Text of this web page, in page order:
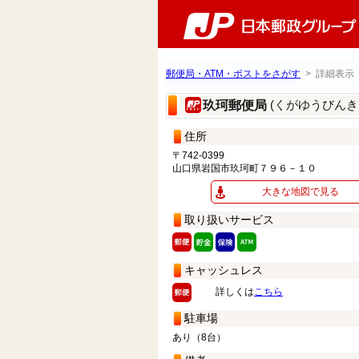
郵便局・ATM・ポストをさがす > 詳細表示
玖珂郵便局 (くがゆうびん
住所
〒742-0399
山口県岩国市玖珂町７９６－１０
大きな地図で見る
取り扱いサービス
キャッシュレス
詳しくはこちら
駐車場
あり（8台）